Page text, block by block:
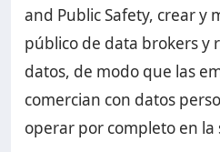
and Public Safety, crear y
público de data brokers y
datos, de modo que las
comercian con datos
operar por completo en la